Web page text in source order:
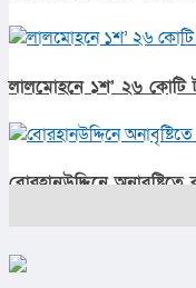
লালমোহনে ১শ’ ২৬ কোটি
বোরহানউদ্দিনে